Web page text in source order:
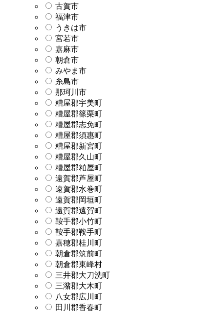
古賀市
福津市
うきは市
宮若市
嘉麻市
朝倉市
みやま市
糸島市
那珂川市
糟屋郡宇美町
糟屋郡篠栗町
糟屋郡志免町
糟屋郡須惠町
糟屋郡新宮町
糟屋郡久山町
糟屋郡粕屋町
遠賀郡芦屋町
遠賀郡水巻町
遠賀郡岡垣町
遠賀郡遠賀町
鞍手郡小竹町
鞍手郡鞍手町
嘉穂郡桂川町
朝倉郡筑前町
朝倉郡東峰村
三井郡大刀洗町
三潴郡大木町
八女郡広川町
田川郡香春町